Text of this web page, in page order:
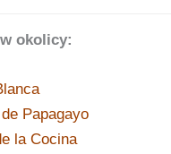
okolicy:
Papagayo
la Cocina